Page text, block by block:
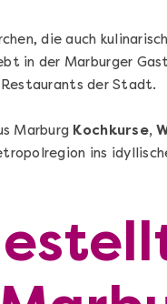
in Stuttgart-
Entdecken
die auch
in der Marburger
Restaurants der Stadt.
Marburg Kochkurse,
ins